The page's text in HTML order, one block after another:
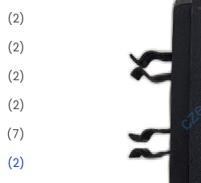
(2)
(2)
(2)
(2)
(7)
(2)